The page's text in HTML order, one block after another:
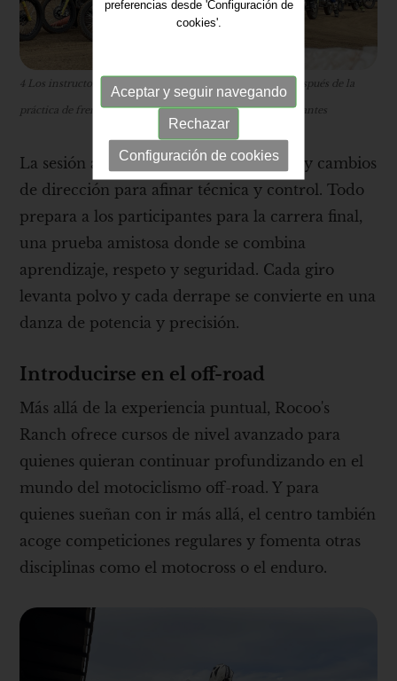
4 Los instructores ofrecen indicaciones personalizadas después de la
práctica de frenado para mejorar la técnica de los participantes
La sesión avanza con zigzags, frenadas y cambios
de dirección para afinar técnica y control. Todo
prepara a los participantes para la carrera final,
una prueba amistosa donde se combina
aprendizaje, respeto y seguridad. Cada giro
levanta polvo y cada derrape se convierte en una
danza de potencia y precisión.
Introducirse en el off-road
Más allá de la experiencia puntual, Rocoo's
Ranch ofrece cursos de nivel avanzado para
quienes quieran continuar profundizando en el
mundo del motociclismo off-road. Y para
quienes sueñan con ir más allá, el centro también
acoge competiciones regulares y fomenta otras
disciplinas como el motocross o el enduro.
preferencias desde 'Configuración de
cookies'.
Aceptar y seguir navegando
Rechazar
Configuración de cookies